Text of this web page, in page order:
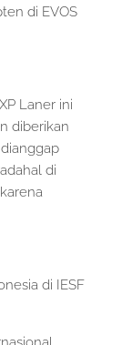
di EVOS
Laner ini
diberikan
di
di IESF